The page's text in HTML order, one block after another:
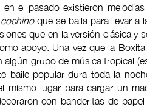
en el pasado existieron
que se baila para llevar a
que en la versión clásica y
apoyo. Una vez que la
algún grupo de música tropical
baile popular dura toda la
mismo lugar para cargar un
con banderitas de